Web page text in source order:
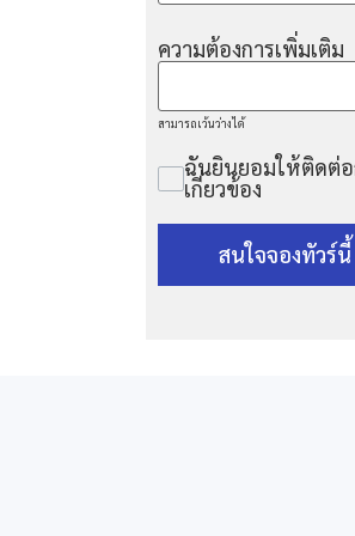
ความต้องการเพิ่มเติม
สามารถเว้นว่างได้
ฉันยินยอมให้ติดต่อ
เกี่ยวข้อง
สนใจจองทัวร์นี้